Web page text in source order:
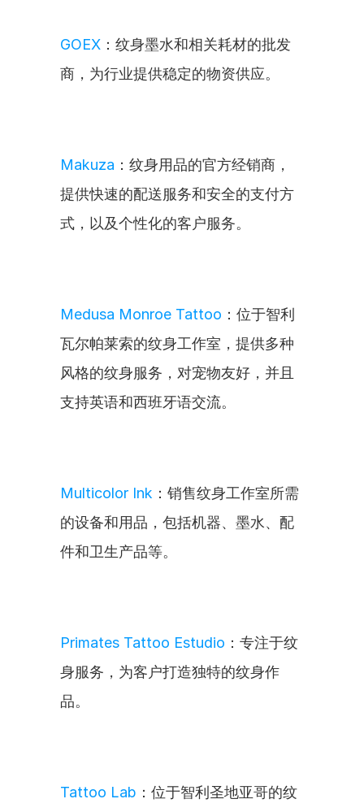
GOEX ：纹身墨水和相关耗材的批发
商，为行业提供稳定的物资供应。
Makuza ：纹身用品的官方经销商，
提供快速的配送服务和安全的支付方
式，以及个性化的客户服务。
Medusa Monroe Tattoo ：位于智利
瓦尔帕莱索的纹身工作室，提供多种
风格的纹身服务，对宠物友好，并且
支持英语和西班牙语交流。
Multicolor Ink ：销售纹身工作室所需
的设备和用品，包括机器、墨水、配
件和卫生产品等。
Primates Tattoo Estudio ：专注于纹
身服务，为客户打造独特的纹身作
品。
Tattoo Lab ：位于智利圣地亚哥的纹